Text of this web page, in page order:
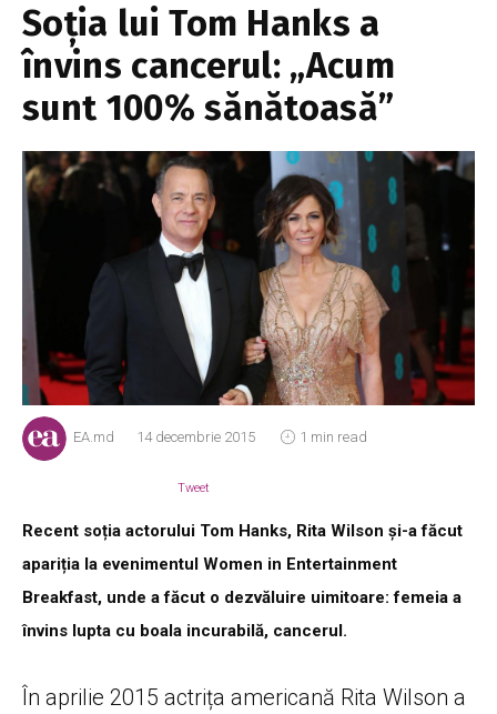
Soția lui Tom Hanks a
învins cancerul: „Acum
sunt 100% sănătoasă”
EA.md 14 decembrie 2015 1 min read
Tweet
Recent soția actorului Tom Hanks, Rita Wilson și-a făcut
apariția la evenimentul Women in Entertainment
Breakfast, unde a făcut o dezvăluire uimitoare: femeia a
învins lupta cu boala incurabilă, cancerul.
În aprilie 2015 actrița americană Rita Wilson a